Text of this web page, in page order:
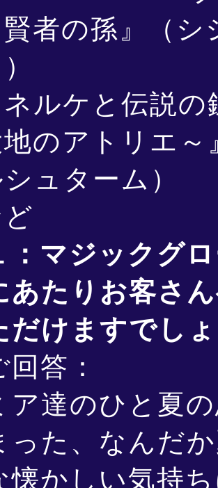
賢者の孫』（
ネルケと伝説
のアトリエ
ュターム）
：マジックグ
あたりお客さ
だけますでし
回答：
ア達のひと夏
った、なんだ
懐かしい気持